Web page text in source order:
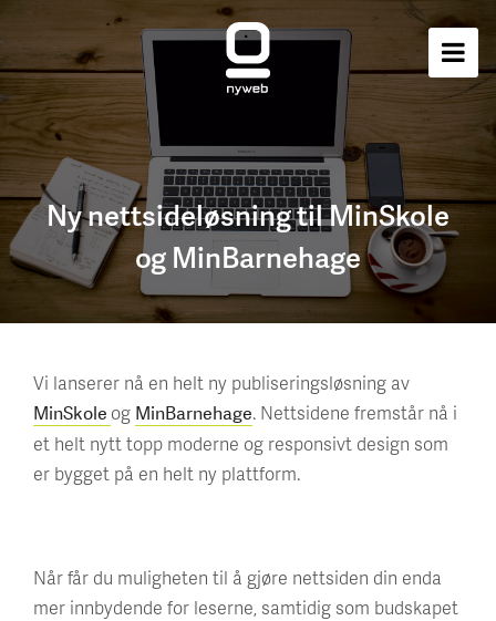
Ny nettsideløsning til MinSkole
og MinBarnehage
Vi lanserer nå en helt ny publiseringsløsning av
MinSkole og MinBarnehage. Nettsidene fremstår nå i
et helt nytt topp moderne og responsivt design som
er bygget på en helt ny plattform.
Når får du muligheten til å gjøre nettsiden din enda
mer innbydende for leserne, samtidig som budskapet